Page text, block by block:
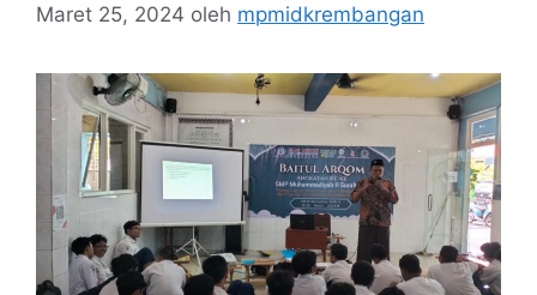
Maret 25, 2024 oleh mpmidkrembangan